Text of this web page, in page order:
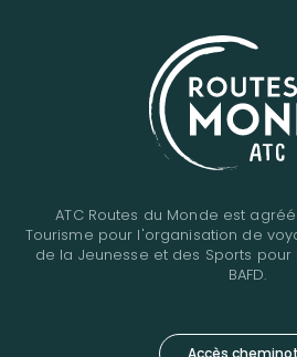
Accès
ATC Routes du Monde est
Tourisme pour l'organisation de
de la Jeunesse et des Sports pour
BAFD.